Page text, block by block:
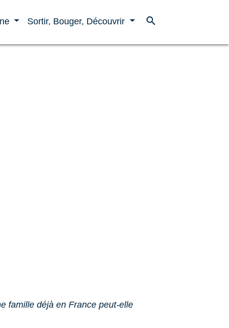
Sortir, Bouger, Découvrir search
famille déjà en France peut-elle